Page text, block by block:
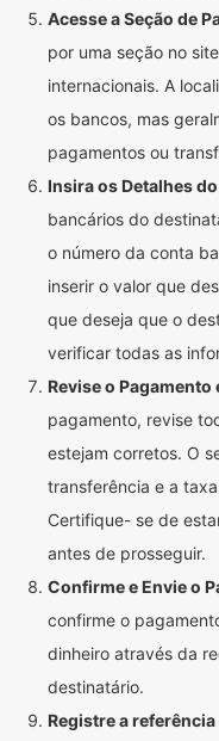
Acesse a Seção de
por uma seção no
internacionais. A
os bancos, mas
pagamentos ou
Insira os Detalhes
bancários do
o número da conta
inserir o valor que
que deseja que o
verificar todas as
Revise o Pagamento
pagamento, revise
estejam corretos. O
transferência e a
Certifique- se de
antes de prosseguir.
Confirme e Envie o
confirme o
dinheiro através da
destinatário.
Registre a